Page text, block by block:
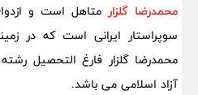
محمدرضا گلزار متاهل است و
سوپراستار ایرانی است که در
محمدرضا گلزار فارغ التحصیل
آزاد اسلامی می باشد.